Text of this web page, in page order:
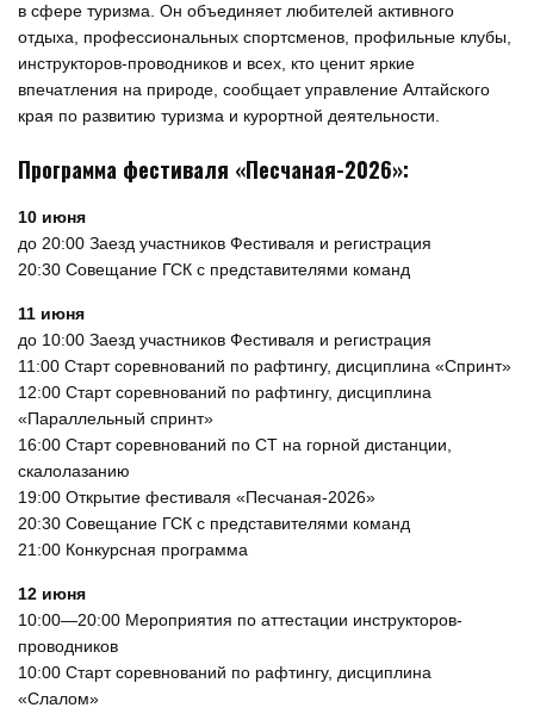
в сфере туризма. Он объединяет любителей активного
отдыха, профессиональных спортсменов, профильные клубы,
инструкторов-проводников и всех, кто ценит яркие
впечатления на природе, сообщает управление Алтайского
края по развитию туризма и курортной деятельности.
Программа фестиваля «Песчаная-2026»:
10 июня
до 20:00 Заезд участников Фестиваля и регистрация
20:30 Совещание ГСК с представителями команд
11 июня
до 10:00 Заезд участников Фестиваля и регистрация
11:00 Старт соревнований по рафтингу, дисциплина «Спринт»
12:00 Старт соревнований по рафтингу, дисциплина
«Параллельный спринт»
16:00 Старт соревнований по СТ на горной дистанции,
скалолазанию
19:00 Открытие фестиваля «Песчаная-2026»
20:30 Совещание ГСК с представителями команд
21:00 Конкурсная программа
12 июня
10:00—20:00 Мероприятия по аттестации инструкторов-
проводников
10:00 Старт соревнований по рафтингу, дисциплина
«Слалом»